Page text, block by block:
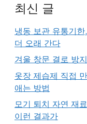
최신 글
냉동 보관 유통기
더 오래 간다
겨울 창문 결로 방
옷장 제습제 직접
애는 방법
모기 퇴치 자연 재
이런 결과가